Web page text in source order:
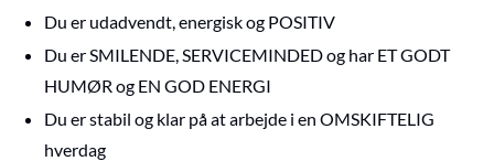
Du er udadvendt, energisk og POSITIV
Du er SMILENDE, SERVICEMINDED og har ET GODT
HUMØR og EN GOD ENERGI
Du er stabil og klar på at arbejde i en OMSKIFTELIG
hverdag